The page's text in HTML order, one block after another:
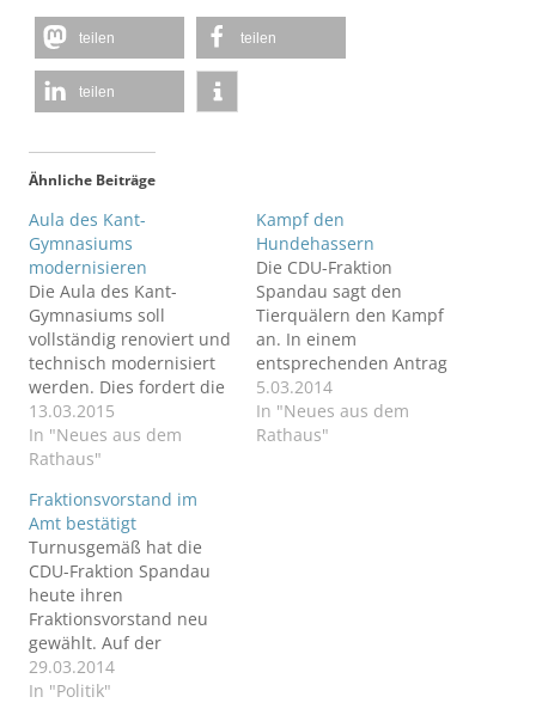
teilen teilen
teilen
Ähnliche Beiträge
Aula des Kant-
Gymnasiums
modernisieren
Die Aula des Kant-
Gymnasiums soll
vollständig renoviert und
technisch modernisiert
werden. Dies fordert die
CDU-Fraktion Spandau in
einem Antrag in der
kommenden
mmlung.
13.03.2015
In "Neues aus dem
Rathaus"
Kampf den
Hundehassern
Die CDU-Fraktion
Spandau sagt den
Tierquälern den Kampf
an. In einem
entsprechenden Antrag
für die
Bezirksverordnetenversa
mmlung am 19. März
5.03.2014
In "Neues aus dem
Rathaus"
Fraktionsvorstand im
Amt bestätigt
Turnusgemäß hat die
CDU-Fraktion Spandau
heute ihren
Fraktionsvorstand neu
gewählt. Auf der
zweitägigen
Klausurtagung der CDU-
29.03.2014
In "Politik"